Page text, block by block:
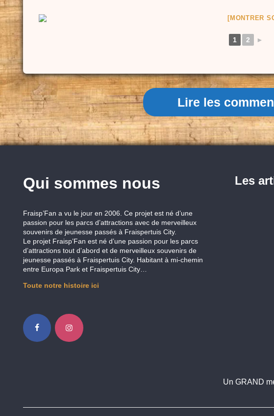
[MONTRER
1 2 ►
Lire les
Qui sommes nous
Fraisp’Fan a vu le jour en 2006. Ce projet est né d’une
passion pour les parcs d’attractions avec de merveilleux
souvenirs de jeunesse passés à Fraispertuis City.
Le projet Fraisp’Fan est né d’une passion pour les parcs
d’attractions tout d’abord et de merveilleux souvenirs de
jeunesse passés à Fraispertuis City. Habitant à mi-chemin
entre Europa Park et Fraispertuis City…
Toute notre histoire ici
Les
Un GRAND